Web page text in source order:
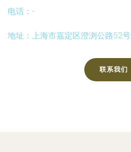
电话：-
地址：上海市嘉定区澄浏公路52
联系我们